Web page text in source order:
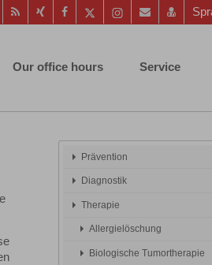
drucken
RSS-
Feed
Auf
Xing
Auf
Facebook
Twitter
Instagram-
Seite
Per
Mail
vCard
Our office hours Service
Prävention
Diagnostik
Therapie
Allergielöschung
Biologische Tumortherapie